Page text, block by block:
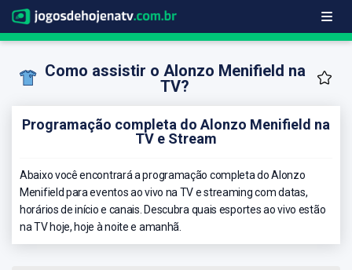
Como assistir o Alonzo Menifield na
TV?
Programação completa do Alonzo Menifield na
TV e Stream
Abaixo você encontrará a programação completa do Alonzo
Menifield para eventos ao vivo na TV e streaming com datas,
horários de início e canais. Descubra quais esportes ao vivo estão
na TV hoje, hoje à noite e amanhã.